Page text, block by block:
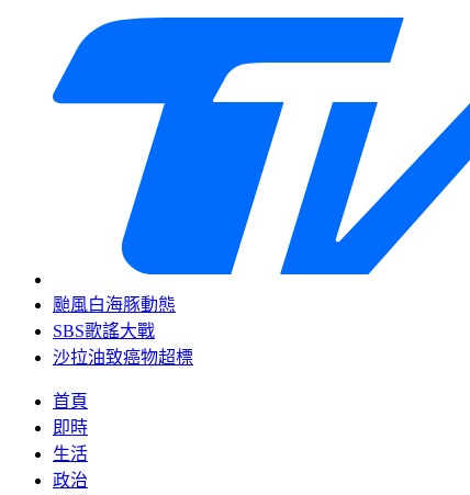
颱風白海豚動態
SBS歌謠大戰
沙拉油致癌物超標
首頁
即時
生活
政治